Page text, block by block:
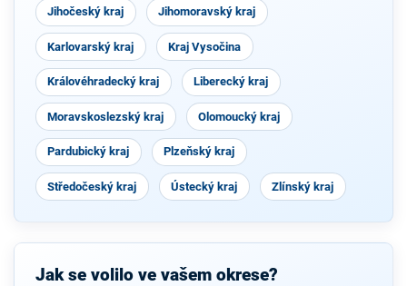
Jihočeský kraj Jihomoravský kraj
Karlovarský kraj Kraj Vysočina
Královéhradecký kraj Liberecký kraj
Moravskoslezský kraj Olomoucký kraj
Pardubický kraj Plzeňský kraj
Středočeský kraj Ústecký kraj Zlínský kraj
Jak se volilo ve vašem okrese?